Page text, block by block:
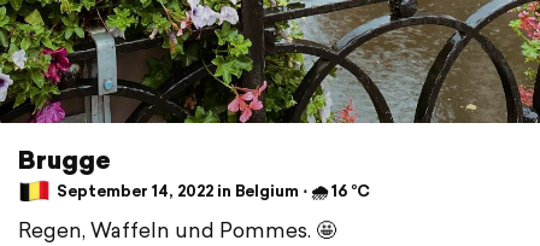
Brugge
September 14, 2022 in Belgium ⋅ 🌧 16 °C
Regen, Waffeln und Pommes. 🤩